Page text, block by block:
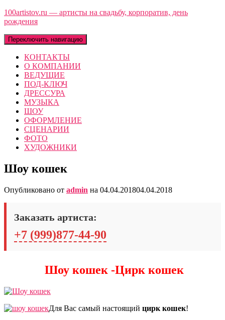
100artistov.ru — артисты на свадьбу, корпоратив, день
рождения
Переключить навигацию
КОНТАКТЫ
О КОМПАНИИ
ВЕДУЩИЕ
ПОД-КЛЮЧ
ДРЕССУРА
МУЗЫКА
ШОУ
ОФОРМЛЕНИЕ
СЦЕНАРИИ
ФОТО
ХУДОЖНИКИ
Шоу кошек
Опубликовано от admin на 04.04.201804.04.2018
Заказать артиста:
+7 (999)877-44-90
Шоу кошек -Цирк кошек
Для Вас самый настоящий цирк кошек!